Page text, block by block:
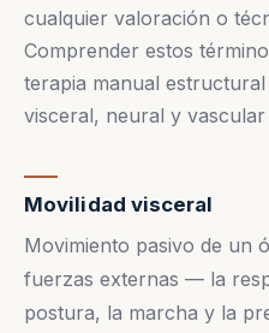
cualquier valoración o
Comprender estos
terapia manual
visceral, neural y
Movilidad visceral
Movimiento pasivo de un
fuerzas externas — la
postura, la marcha y la